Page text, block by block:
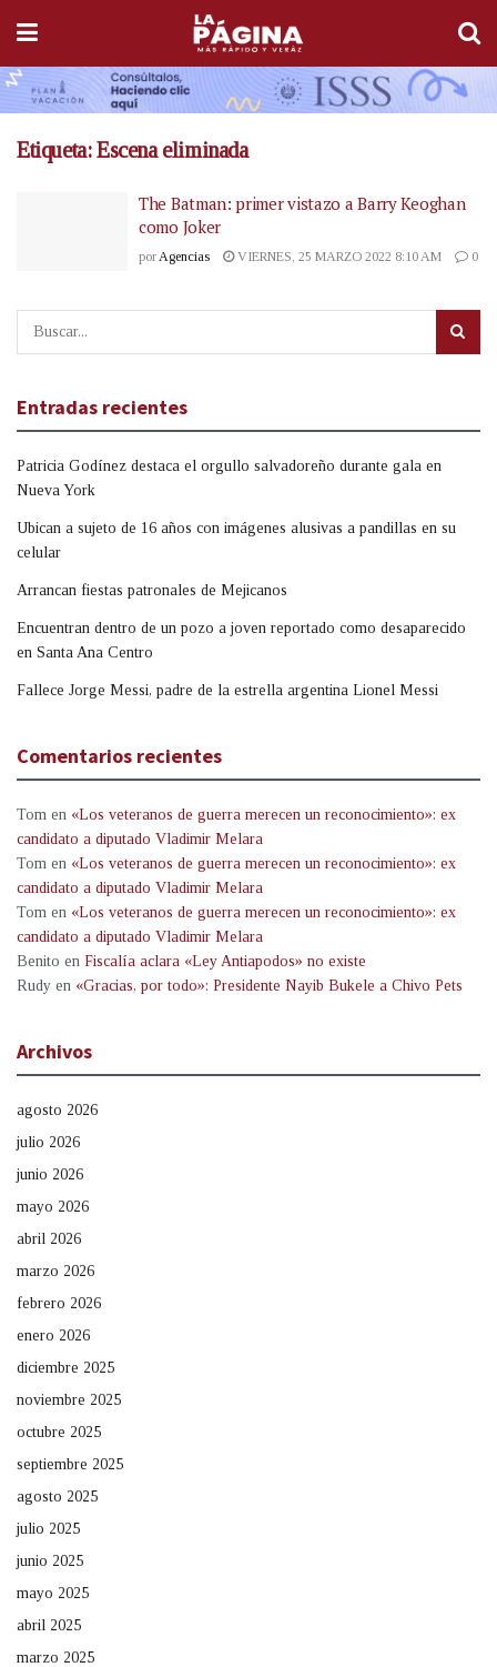
Etiqueta:Escena eliminada
The Batman: primer vistazo a Barry Keoghan
como Joker
por Agencias VIERNES, 25 MARZO 2022 8:10 AM 0
Entradas recientes
Patricia Godínez destaca el orgullo salvadoreño durante gala en
Nueva York
Ubican a sujeto de 16 años con imágenes alusivas a pandillas en su
celular
Arrancan fiestas patronales de Mejicanos
Encuentran dentro de un pozo a joven reportado como desaparecido
en Santa Ana Centro
Fallece Jorge Messi, padre de la estrella argentina Lionel Messi
Comentarios recientes
Tom en «Los veteranos de guerra merecen un reconocimiento»: ex
candidato a diputado Vladimir Melara
Tom en «Los veteranos de guerra merecen un reconocimiento»: ex
candidato a diputado Vladimir Melara
Tom en «Los veteranos de guerra merecen un reconocimiento»: ex
candidato a diputado Vladimir Melara
Benito en Fiscalía aclara «Ley Antiapodos» no existe
Rudy en «Gracias, por todo»: Presidente Nayib Bukele a Chivo Pets
Archivos
agosto 2026
julio 2026
junio 2026
mayo 2026
abril 2026
marzo 2026
febrero 2026
enero 2026
diciembre 2025
noviembre 2025
octubre 2025
septiembre 2025
agosto 2025
julio 2025
junio 2025
mayo 2025
abril 2025
marzo 2025